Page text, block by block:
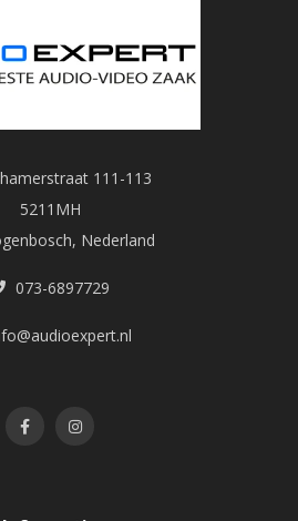
111-113
5211MH
Nederland
073-6897729